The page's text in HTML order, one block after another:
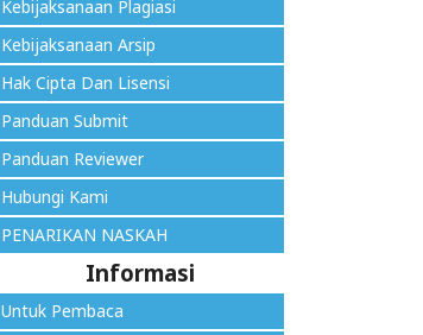
Kebijaksanaan Plagiasi
Kebijaksanaan Arsip
Hak Cipta Dan Lisensi
Panduan Submit
Panduan Reviewer
Hubungi Kami
PENARIKAN NASKAH
Informasi
Untuk Pembaca